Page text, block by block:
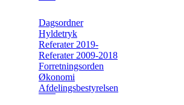
Dagsordner
Hyldetryk
Referater 2019-
Referater 2009-2018
Forretningsorden
Økonomi
Afdelingsbestyrelsen